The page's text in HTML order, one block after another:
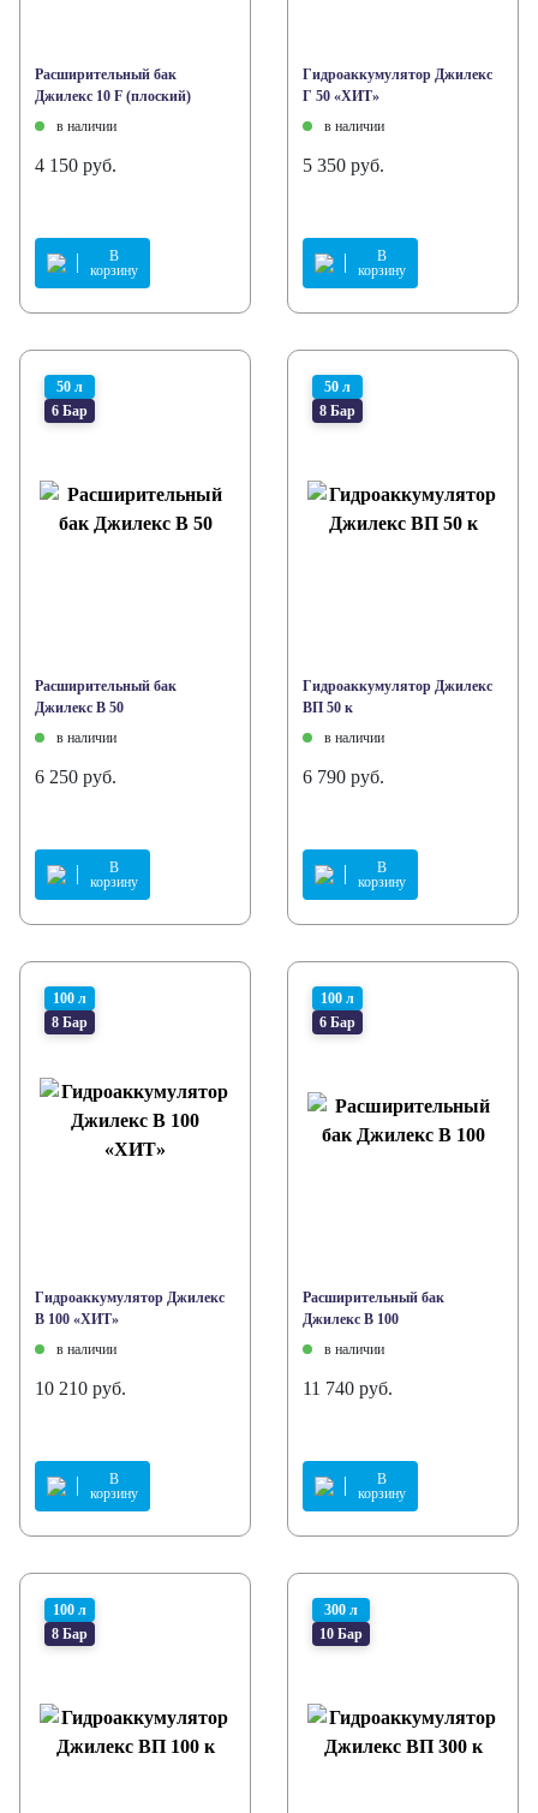
Расширительный бак
Джилекс 10 F (плоский)
в наличии
4 150 руб.
В
корзину
Гидроаккумулятор Джилекс
Г 50 «ХИТ»
в наличии
5 350 руб.
В
корзину
50 л
6 Бар
Расширительный бак
Джилекс В 50
в наличии
6 250 руб.
В
корзину
50 л
8 Бар
Гидроаккумулятор Джилекс
ВП 50 к
в наличии
6 790 руб.
В
корзину
100 л
8 Бар
Гидроаккумулятор Джилекс
В 100 «ХИТ»
в наличии
10 210 руб.
В
корзину
100 л
6 Бар
Расширительный бак
Джилекс В 100
в наличии
11 740 руб.
В
корзину
100 л
8 Бар
300 л
10 Бар